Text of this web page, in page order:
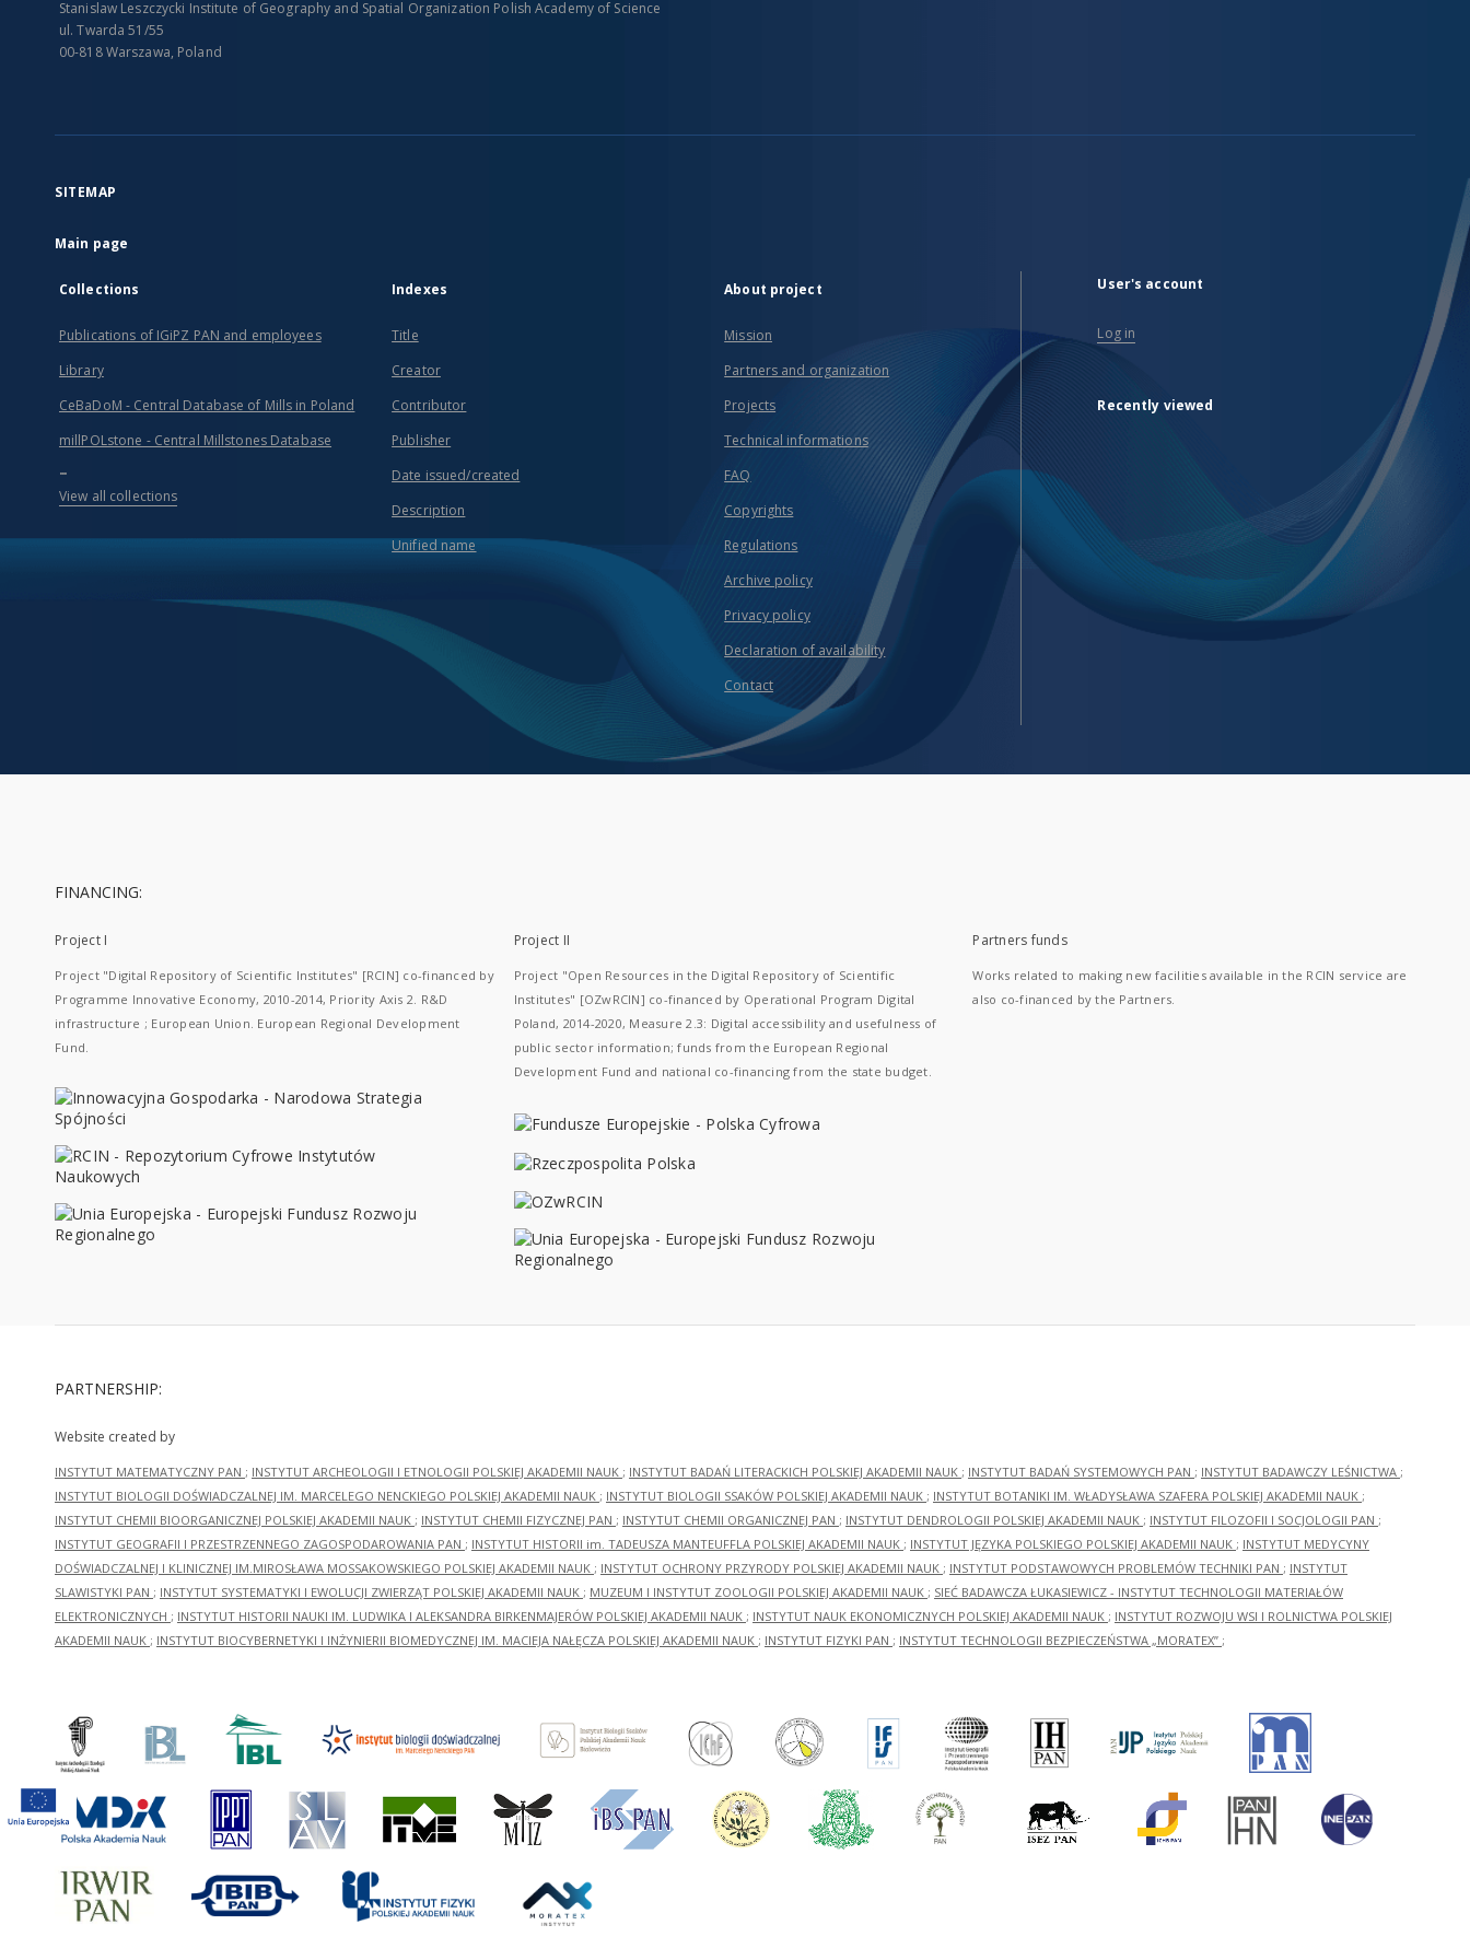
Stanislaw Leszczycki Institute of Geography and Spatial Organization Polish Academy of Science
ul. Twarda 51/55
00-818 Warszawa, Poland
SITEMAP
Main page
Collections
Publications of IGiPZ PAN and employees
Library
CeBaDoM - Central Database of Mills in Poland
millPOLstone - Central Millstones Database
...
View all collections
Indexes
Title
Creator
Contributor
Publisher
Date issued/created
Description
Unified name
About project
Mission
Partners and organization
Projects
Technical informations
FAQ
Copyrights
Regulations
Archive policy
Privacy policy
Declaration of availability
Contact
User's account
Log in
Recently viewed
FINANCING:
Project I
Project "Digital Repository of Scientific Institutes" [RCIN] co-financed by
Programme Innovative Economy, 2010-2014, Priority Axis 2. R&D
infrastructure ; European Union. European Regional Development
Fund.
Project II
Project "Open Resources in the Digital Repository of Scientific
Institutes" [OZwRCIN] co-financed by Operational Program Digital
Poland, 2014-2020, Measure 2.3: Digital accessibility and usefulness of
public sector information; funds from the European Regional
Development Fund and national co-financing from the state budget.
Partners funds
Works related to making new facilities available in the RCIN service are
also co-financed by the Partners.
PARTNERSHIP:
Website created by
INSTYTUT MATEMATYCZNY PAN ; INSTYTUT ARCHEOLOGII I ETNOLOGII POLSKIEJ AKADEMII NAUK ; INSTYTUT BADAŃ LITERACKICH POLSKIEJ AKADEMII NAUK ; INSTYTUT BADAŃ SYSTEMOWYCH PAN ; INSTYTUT BADAWCZY LEŚNICTWA ;
INSTYTUT BIOLOGII DOŚWIADCZALNEJ IM. MARCELEGO NENCKIEGO POLSKIEJ AKADEMII NAUK ; INSTYTUT BIOLOGII SSAKÓW POLSKIEJ AKADEMII NAUK ; INSTYTUT BOTANIKI IM. WŁADYSŁAWA SZAFERA POLSKIEJ AKADEMII NAUK ;
INSTYTUT CHEMII BIOORGANICZNEJ POLSKIEJ AKADEMII NAUK ; INSTYTUT CHEMII FIZYCZNEJ PAN ; INSTYTUT CHEMII ORGANICZNEJ PAN ; INSTYTUT DENDROLOGII POLSKIEJ AKADEMII NAUK ; INSTYTUT FILOZOFII I SOCJOLOGII PAN ;
INSTYTUT GEOGRAFII I PRZESTRZENNEGO ZAGOSPODAROWANIA PAN ; INSTYTUT HISTORII im. TADEUSZA MANTEUFFLA POLSKIEJ AKADEMII NAUK ; INSTYTUT JĘZYKA POLSKIEGO POLSKIEJ AKADEMII NAUK ; INSTYTUT MEDYCYNY
DOŚWIADCZALNEJ I KLINICZNEJ IM.MIROSŁAWA MOSSAKOWSKIEGO POLSKIEJ AKADEMII NAUK ; INSTYTUT OCHRONY PRZYRODY POLSKIEJ AKADEMII NAUK ; INSTYTUT PODSTAWOWYCH PROBLEMÓW TECHNIKI PAN ; INSTYTUT
SLAWISTYKI PAN ; INSTYTUT SYSTEMATYKI I EWOLUCJI ZWIERZĄT POLSKIEJ AKADEMII NAUK ; MUZEUM I INSTYTUT ZOOLOGII POLSKIEJ AKADEMII NAUK ; SIEĆ BADAWCZA ŁUKASIEWICZ - INSTYTUT TECHNOLOGII MATERIAŁÓW
ELEKTRONICZNYCH ; INSTYTUT HISTORII NAUKI IM. LUDWIKA I ALEKSANDRA BIRKENMAJERÓW POLSKIEJ AKADEMII NAUK ; INSTYTUT NAUK EKONOMICZNYCH POLSKIEJ AKADEMII NAUK ; INSTYTUT ROZWOJU WSI I ROLNICTWA POLSKIEJ
AKADEMII NAUK ; INSTYTUT BIOCYBERNETYKI I INŻYNIERII BIOMEDYCZNEJ IM. MACIEJA NAŁĘCZA POLSKIEJ AKADEMII NAUK ; INSTYTUT FIZYKI PAN ; INSTYTUT TECHNOLOGII BEZPIECZEŃSTWA „MORATEX” ;